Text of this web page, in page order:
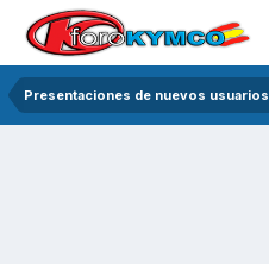
Presentaciones de nuevos usuarios